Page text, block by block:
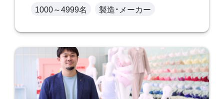
1000～4999名 製造・メーカー